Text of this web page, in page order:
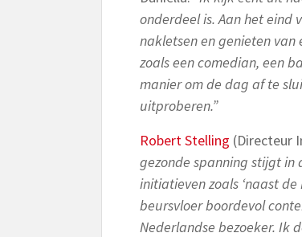
onderdeel is. Aan het eind
nakletsen en genieten
zoals een comedian, een
manier om de dag af te
uitproberen.”
Robert Stelling (Directeur
gezonde spanning stijgt in
initiatieven zoals ‘naast
beursvloer boordevol
Nederlandse bezoeker. Ik